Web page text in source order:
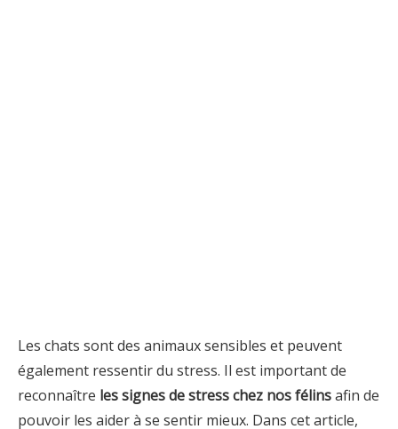
Les chats sont des animaux sensibles et peuvent
également ressentir du stress. Il est important de
reconnaître les signes de stress chez nos félinsafin de
pouvoir les aider à se sentir mieux. Dans cet article,